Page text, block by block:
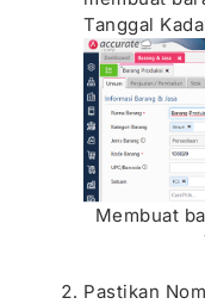
Tanggal
Membuat
Pastikan